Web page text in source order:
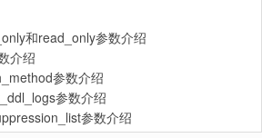
和read_only参数介绍
介绍
参数介绍
参数介绍
参数介绍